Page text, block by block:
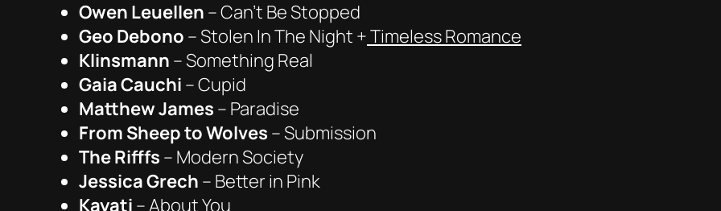
Owen Leuellen – Can’t Be Stopped
Geo Debono – Stolen In The Night +Timeless Romance
Klinsmann – Something Real
Gaia Cauchi – Cupid
Matthew James – Paradise
From Sheep to Wolves – Submission
The Rifffs – Modern Society
Jessica Grech – Better in Pink
Kayati – About You